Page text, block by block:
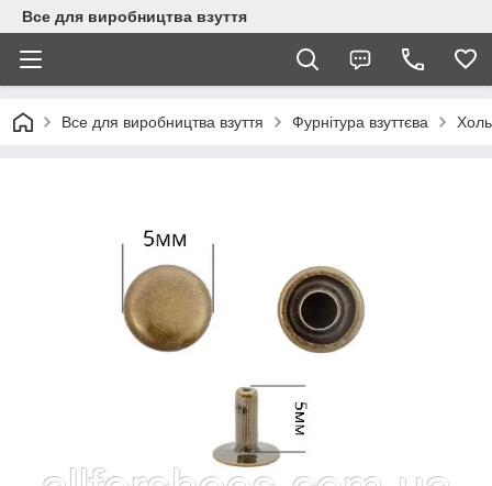
Все для виробництва взуття
Все для виробництва взуття Фурнітура взуттєва